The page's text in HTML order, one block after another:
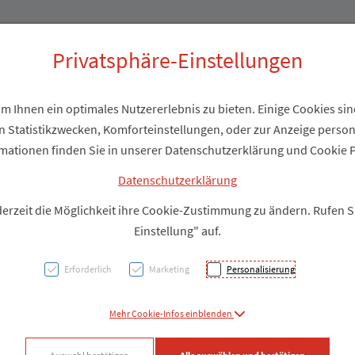
Privatsphäre-Einstellungen
Ihnen ein optimales Nutzererlebnis zu bieten. Einige Cookies
Statistikzwecken, Komforteinstellungen, oder zur Anzeige
finden Sie in unserer Datenschutzerklärung und Cookie
Datenschutzerklärung
die Möglichkeit ihre Cookie-Zustimmung zu ändern. Rufen
Einstellung" auf.
Erforderlich Marketing Personalisierung
Mehr Cookie-Infos einblenden